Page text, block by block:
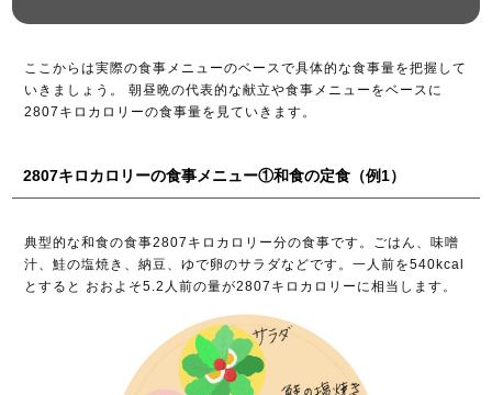
ここからは実際の食事メニューのベースで具体的な食事量を把握して
いきましょう。 朝昼晩の代表的な献立や食事メニューをベースに
2807キロカロリーの食事量を見ていきます。
2807キロカロリーの食事メニュー①和食の定食（例1）
典型的な和食の食事2807キロカロリー分の食事です。ごはん、味噌
汁、鮭の塩焼き、納豆、ゆで卵のサラダなどです。一人前を540kcal
とすると おおよそ5.2人前の量が2807キロカロリーに相当します。